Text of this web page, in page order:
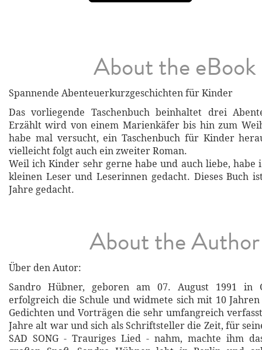
About the eBook
Spannende Abenteuerkurzgeschichten für Kinder
Das vorliegende Taschenbuch beinhaltet drei
Erzählt wird von einem Marienkäfer bis hin zum
habe mal versucht, ein Taschenbuch für Kinder
vielleicht folgt auch ein zweiter Roman.
Weil ich Kinder sehr gerne habe und auch liebe, habe
kleinen Leser und Leserinnen gedacht. Dieses Buch
Jahre gedacht.
About the Author
Über den Autor:
Sandro Hübner, geboren am 07. August 1991 in
erfolgreich die Schule und widmete sich mit 10 Jahren
Gedichten und Vorträgen die sehr umfangreich
Jahre alt war und sich als Schriftsteller die Zeit, für
SAD SONG - Trauriges Lied - nahm, machte ihm